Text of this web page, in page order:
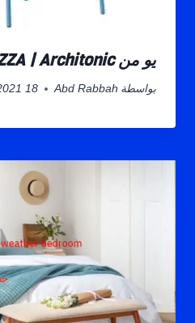
يو من FREZZA | Architonic
بواسطة Abd Rabbah 18 December، 2021